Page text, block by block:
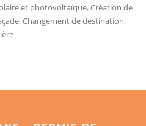
et photovoltaïque, Création de
Changement de destination,